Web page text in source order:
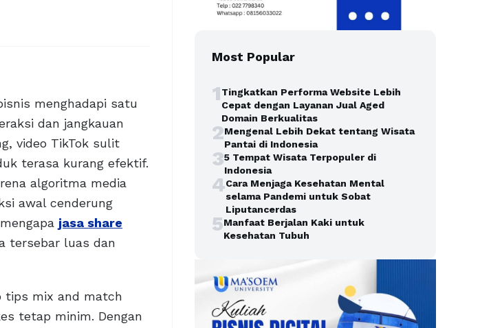
menghadapi satu
dan jangkauan
video TikTok sulit
terasa kurang efektif.
algoritma media
awal cenderung
jasa share
tersebar luas dan
tips mix and match
tetap minim. Dengan
Most Popular
1Tingkatkan Performa Website Lebih
Cepat dengan Layanan Jual Aged
Domain Berkualitas
2Mengenal Lebih Dekat tentang Wisata
Pantai di Indonesia
35 Tempat Wisata Terpopuler di
Indonesia
4Cara Menjaga Kesehatan Mental
selama Pandemi untuk Sobat
Liputancerdas
5Manfaat Berjalan Kaki untuk
Kesehatan Tubuh